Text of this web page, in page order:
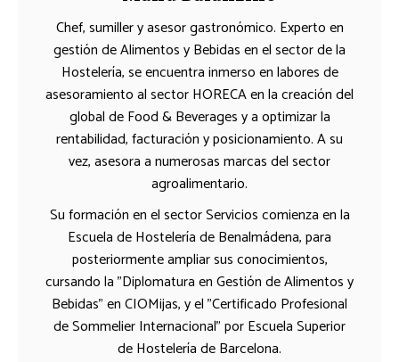
Chef, sumiller y asesor gastronómico. Experto en
gestión de Alimentos y Bebidas en el sector de la
Hostelería, se encuentra inmerso en labores de
asesoramiento al sector HORECA en la creación del
global de Food & Beverages y a optimizar la
rentabilidad, facturación y posicionamiento. A su
vez, asesora a numerosas marcas del sector
agroalimentario.
Su formación en el sector Servicios comienza en la
Escuela de Hostelería de Benalmádena, para
posteriormente ampliar sus conocimientos,
cursando la "Diplomatura en Gestión de Alimentos y
Bebidas" en CIOMijas, y el "Certificado Profesional
de Sommelier Internacional" por Escuela Superior
de Hostelería de Barcelona.